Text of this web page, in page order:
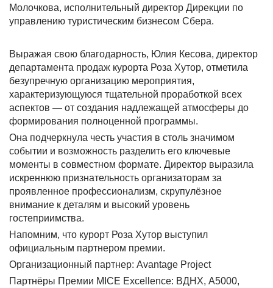
Молочкова, исполнительный директор Дирекции по
управлению туристическим бизнесом Сбера.
Выражая свою благодарность, Юлия Кесова, директор
департамента продаж курорта Роза Хутор, отметила
безупречную организацию мероприятия,
характеризующуюся тщательной проработкой всех
аспектов — от создания надлежащей атмосферы до
формирования полноценной программы.
Она подчеркнула честь участия в столь значимом
событии и возможность разделить его ключевые
моменты в совместном формате. Директор выразила
искреннюю признательность организаторам за
проявленное профессионализм, скрупулёзное
внимание к деталям и высокий уровень
гостеприимства.
Напомним, что курорт Роза Хутор выступил
официальным партнером премии.
Организационный партнер: Avantage Project
Партнёры Премии MICE Excellence: ВДНХ, А5000,